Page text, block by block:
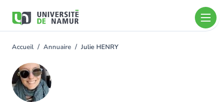
contenu
You
here
Accueil Annuaire Julie HENRY
Image